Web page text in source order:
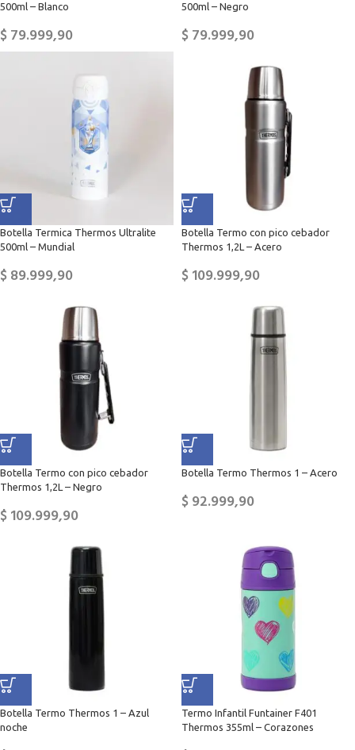
500ml – Blanco
$79.999,90
500ml – Negro
$79.999,90
Botella Termica Thermos Ultralite
500ml – Mundial
$89.999,90
Botella Termo con pico cebador
Thermos 1,2L – Acero
$109.999,90
Botella Termo con pico cebador
Thermos 1,2L – Negro
$109.999,90
Botella Termo Thermos 1 – Acero
$92.999,90
Botella Termo Thermos 1 – Azul
noche
Termo Infantil Funtainer F401
Thermos 355ml – Corazones